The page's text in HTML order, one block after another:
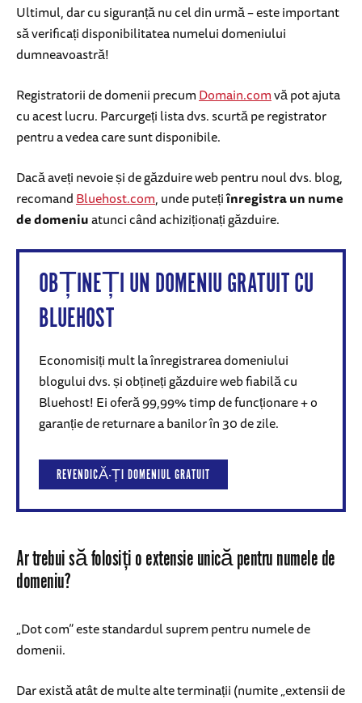
Ultimul, dar cu siguranță nu cel din urmă – este important
să verificați disponibilitatea numelui domeniului
dumneavoastră!
Registratorii de domenii precumDomain.comvă pot ajuta
cu acest lucru. Parcurgeți lista dvs. scurtă pe registrator
pentru a vedea care sunt disponibile.
Dacă aveți nevoie și de găzduire web pentru noul dvs. blog,
recomandBluehost.com, unde putețiînregistra un nume
de domeniuatunci când achiziționați găzduire.
OBȚINEȚI UN DOMENIU GRATUIT CU
BLUEHOST
Economisiți mult la înregistrarea domeniului
blogului dvs. și obțineți găzduire web fiabilă cu
Bluehost! Ei oferă 99,99% timp de funcționare + o
garanție de returnare a banilor în 30 de zile.
REVENDICĂ-ȚI DOMENIUL GRATUIT
Ar trebui să folosiți o extensie unică pentru numele de
domeniu?
„Dot com” este standardul suprem pentru numele de
domenii.
Dar există atât de multe alte terminații (numite „extensii de